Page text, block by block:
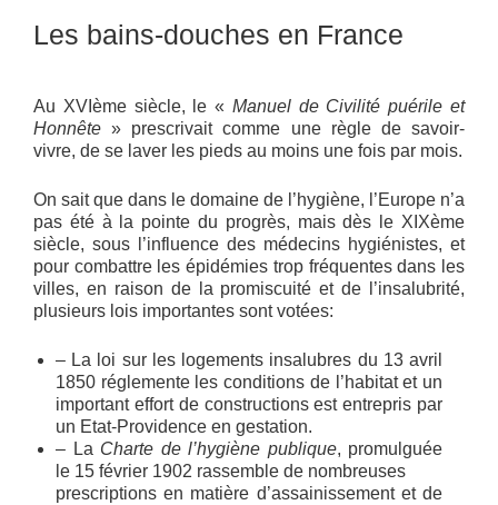
Les bains-douches en France
Au XVIème siècle, le « Manuel de Civilité puérile et
Honnête» prescrivait comme une règle de savoir-
vivre, de se laver les pieds au moins une fois par mois.
On sait que dans le domaine de l’hygiène, l’Europe n’a
pas été à la pointe du progrès, mais dès le XIXème
siècle, sous l’influence des médecins hygiénistes, et
pour combattre les épidémies trop fréquentes dans les
villes, en raison de la promiscuité et de l’insalubrité,
plusieurs lois importantes sont votées:
– La loi sur les logements insalubres du 13 avril
1850 réglemente les conditions de l’habitat et un
important effort de constructions est entrepris par
un Etat-Providence en gestation.
– La Charte de l’hygiène publique, promulguée
le 15 février 1902 rassemble de nombreuses
prescriptions en matière d’assainissement et de